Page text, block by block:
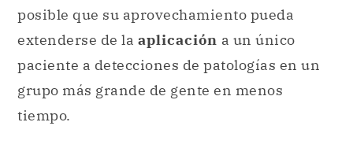
posible que su aprovechamiento pueda
extenderse de la aplicación a un único
paciente a detecciones de patologías en un
grupo más grande de gente en menos
tiempo.